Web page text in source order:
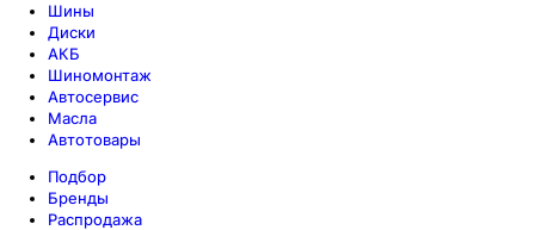
Шины
Диски
АКБ
Шиномонтаж
Автосервис
Масла
Автотовары
Подбор
Бренды
Распродажа